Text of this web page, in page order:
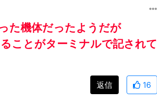
た機体だったようだが
ことがターミナルで記されて
返信 16